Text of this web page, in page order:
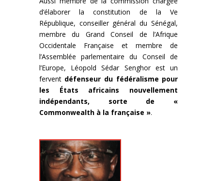
d’élaborer la constitution de la Ve
République, conseiller général du Sénégal,
membre du Grand Conseil de l’Afrique
Occidentale Française et membre de
l’Assemblée parlementaire du Conseil de
l’Europe, Léopold Sédar Senghor est un
fervent défenseur du fédéralisme pour
les États africains nouvellement
indépendants, sorte de «
Commonwealth à la française ».